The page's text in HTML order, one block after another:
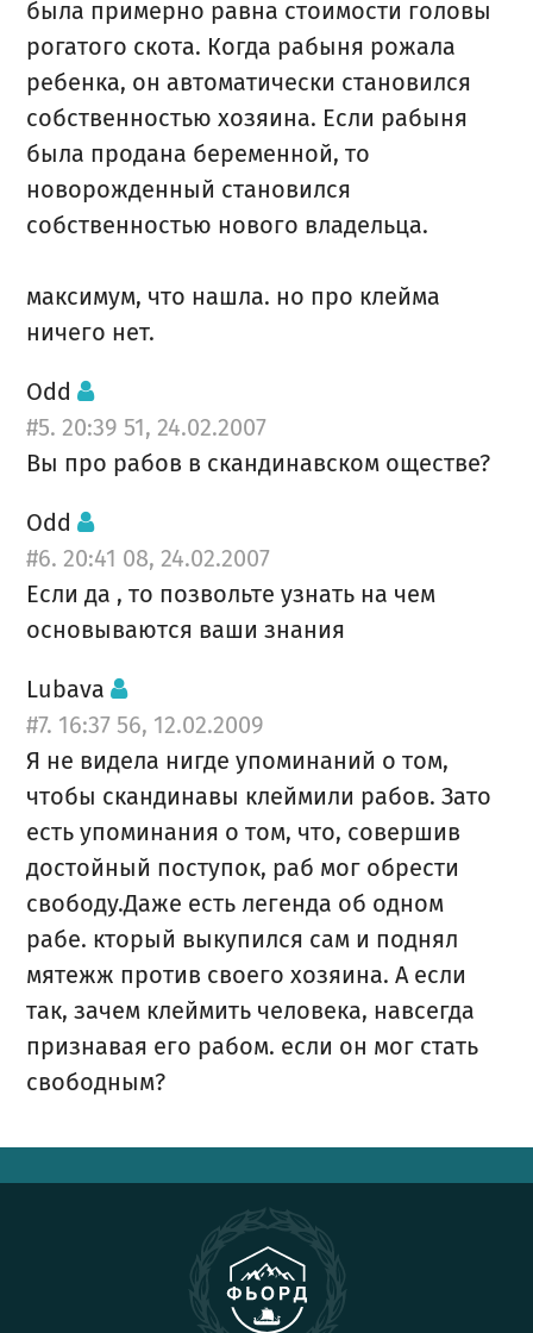
была примерно равна стоимости головы
рогатого скота. Когда рабыня рожала
ребенка, он автоматически становился
собственностью хозяина. Если рабыня
была продана беременной, то
новорожденный становился
собственностью нового владельца.
максимум, что нашла. но про клейма
ничего нет.
Odd
#5. 20:39 51, 24.02.2007
Вы про рабов в скандинавском оществе?
Odd
#6. 20:41 08, 24.02.2007
Если да , то позвольте узнать на чем
основываются ваши знания
Lubava
#7. 16:37 56, 12.02.2009
Я не видела нигде упоминаний о том,
чтобы скандинавы клеймили рабов. Зато
есть упоминания о том, что, совершив
достойный поступок, раб мог обрести
свободу.Даже есть легенда об одном
рабе. кторый выкупился сам и поднял
мятежж против своего хозяина. А если
так, зачем клеймить человека, навсегда
признавая его рабом. если он мог стать
свободным?